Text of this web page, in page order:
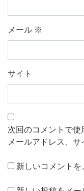
メール ※
サイト
次回のコメントで使
メールアドレス、サ
新しいコメントを